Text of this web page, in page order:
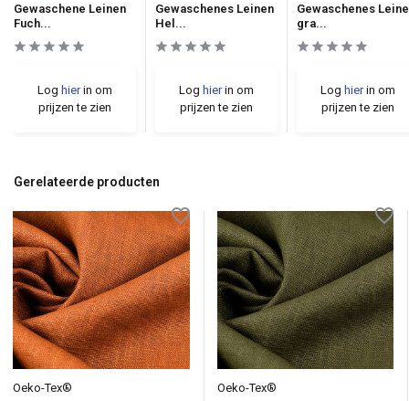
Gewaschene Leinen
Fuch...
Log hierin om
prijzen te zien
Gewaschenes Leinen
Hel...
Log hierin om
prijzen te zien
Gewaschenes
gra...
Log hierin om
prijzen te zien
Gerelateerde producten
Oeko-Tex®
Oeko-Tex®